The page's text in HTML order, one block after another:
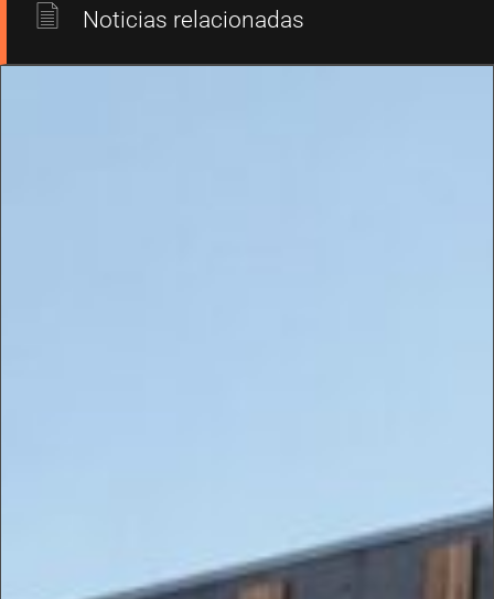
Noticias relacionadas